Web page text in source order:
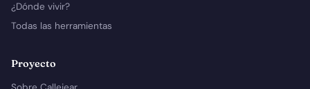
¿Dónde vivir?
Todas las herramientas
Proyecto